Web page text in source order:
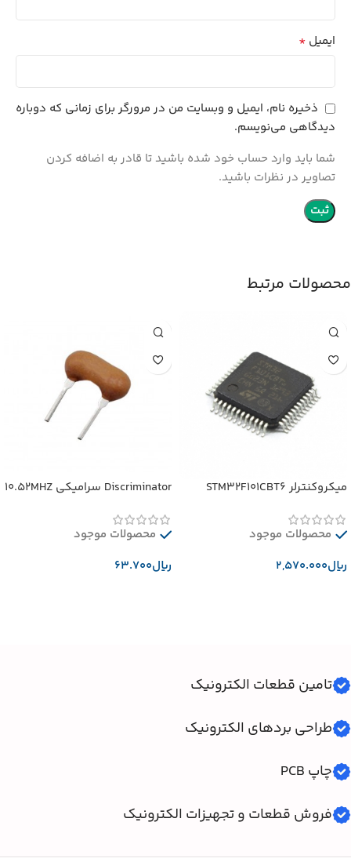
ایمیل *
ذخیره نام، ایمیل و وبسایت من در مرورگر برای زمانی که دوباره
دیدگاهی می‌نویسم.
شما باید وارد حساب خود شده باشید تا قادر به اضافه کردن
تصاویر در نظرات باشید.
محصولات مرتبط
میکروکنترلر STM32F101CBT6
محصولات موجود
﷼
Discriminator سرامیکی 10.52MHZ
محصولات موجود
﷼
تامین قطعات الکترونیک
طراحی بردهای الکترونیک
چاپ PCB
فروش قطعات و تجهیزات الکترونیک